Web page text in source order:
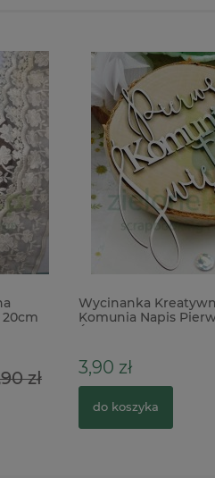
zł
Wycinanka
Komunia Napis
Święta
3,90 zł
do koszyka